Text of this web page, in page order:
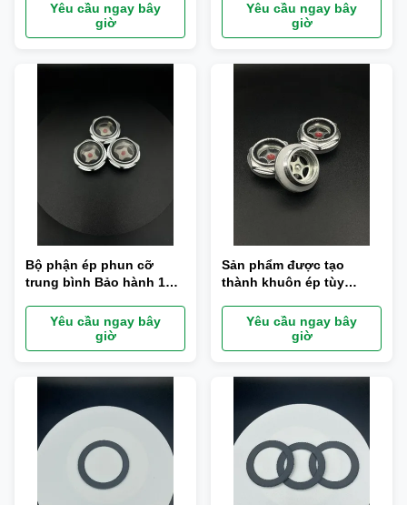
Yêu cầu ngay bây
giờ
Yêu cầu ngay bây
giờ
Bộ phận ép phun cỡ
trung bình Bảo hành 1
Yêu cầu ngay bây
giờ
Sản phẩm được tạo
thành khuôn ép tùy
nămYêu cầu ngay bây
giờ